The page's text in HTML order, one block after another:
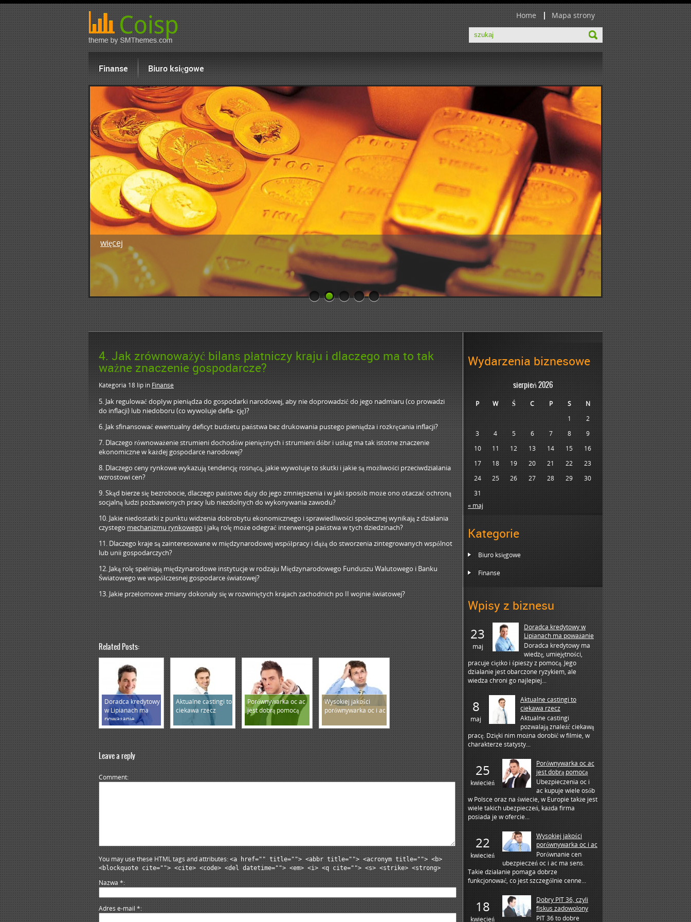
Home Mapa strony
Finanse Biuro księgowe
więcej
1 2 3
Wydarzenia biznesowe
sierpień 2026
P W Ś C P S
N
1
2
3
4 5 6 7 8
9
10
11 12 13 14 15
16
17
18 19 20 21 22
23
24
25 26 27 28 29
30
31
« maj
Kategorie
Biuro księgowe
Finanse
Wpisy z biznesu
23
maj
Doradca kredytowy w
Lipianach ma poważanie
Doradca kredytowy ma
wiedzę, umiejętności,
pracuje ciężko i śpieszy z pomocą. Jego
działanie jest obarczone ryzykiem, ale
wiedza chroni go najlepiej...
8
maj
Aktualne castingi to
ciekawa rzecz
Aktualne castingi
pozwalają znaleźć ciekawą
pracę. Dzięki nim można dorobić w filmie, w
charakterze statysty...
25
kwiecień
Porównywarka oc ac
jest dobrą pomocą
Ubezpieczenia oc i
ac kupuje wiele osób
w Polsce oraz na świecie, w Europie także jest
wiele takich ubezpieczeń, każda firma
posiada je w ofercie...
22
kwiecień
Wysokiej jakości
porównywarka oc i ac
Porównanie cen
ubezpieczeń oc i ac ma sens.
Takie działanie pomaga dobrze
funkcjonować, co jest szczególnie cenne...
18
kwiecień
Dobry PIT 36, czyli
fiskus zadowolony
PIT 36 to dobre
4. Jak zrównoważyć bilans płatniczy kraju i dlaczego ma to tak
ważne znaczenie gospodarcze?
Kategoria 18 lip inFinanse
5. Jak regulować dopływ pieniądza do gospodarki narodowej, aby nie doprowadzić do jego nadmiaru (co prowadzi
do inflacji) lub niedoboru (co wywołuje defla- cję)?
6. Jak sfinansować ewentualny deficyt budżetu państwa bez drukowania pustego pieniądza i rozkręcania inflacji?
7. Dlaczego równoważenie strumieni dochodów pieniężnych i strumieni dóbr i usług ma tak istotne znaczenie
ekonomiczne w każdej gospodarce narodowej?
8. Dlaczego ceny rynkowe wykazują tendencję rosnącą, jakie wywołuje to skutki i jakie są możliwości przeciwdziałania
wzrostowi cen?
9. Skąd bierze się bezrobocie, dlaczego państwo dąży do jego zmniejszenia i w jaki sposób może ono otaczać ochroną
socjalną ludzi pozbawionych pracy lub niezdolnych do wykonywania zawodu?
10. Jakie niedostatki z punktu widzenia dobrobytu ekonomicznego i sprawiedliwości społecznej wynikają z działania
czystegomechanizmu rynkowegoi jaką rolę może odegrać interwencja państwa w tych dziedzinach?
11. Dlaczego kraje są zainteresowane w międzynarodowej współpracy i dążą do stworzenia zintegrowanych wspólnot
lub unii gospodarczych?
12. Jaką rolę spełniają międzynarodowe instytucje w rodzaju Międzynarodowego Funduszu Walutowego i Banku
Światowego we współczesnej gospodarce światowej?
13. Jakie przełomowe zmiany dokonały się w rozwiniętych krajach zachodnich po II wojnie światowej?
Related Posts:
Doradca kredytowy
w Lipianach ma
poważanie
Aktualne castingi to
ciekawa rzecz
Porównywarka oc ac
jest dobrą pomocą
Wysokiej jakości
porównywarka oc i ac
Leave a reply
Comment
You may use these HTML tags and attributes:<a href="" title=""> <abbr title=""> <acronym title=""> <b>
<blockquote cite=""> <cite> <code> <del datetime=""> <em> <i> <q cite=""> <s> <strike> <strong>
Nazwa*
Adres e-mail*